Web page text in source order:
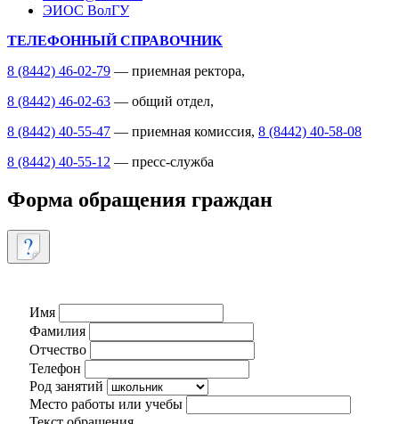
ЭИОС ВолГУ
ТЕЛЕФОННЫЙ СПРАВОЧНИК
8 (8442) 46-02-79 — приемная ректора,
8 (8442) 46-02-63 — общий отдел,
8 (8442) 40-55-47 — приемная комиссия, 8 (8442) 40-58-08
8 (8442) 40-55-12 — пресс-служба
Форма обращения граждан
Имя
Фамилия
Отчество
Телефон
Род занятий
Место работы или учебы